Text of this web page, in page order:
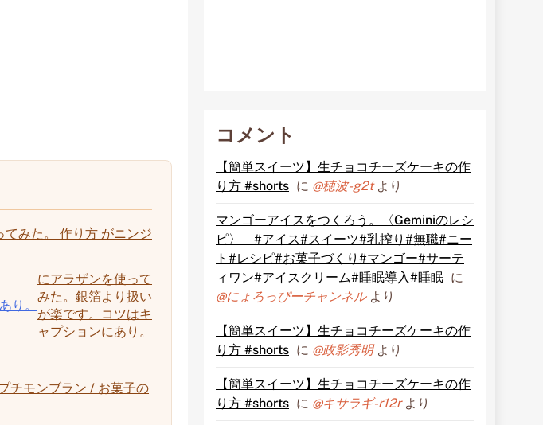
てみた。 作り方 がニンジ
にアラザンを使って
みた。銀箔より扱い
が楽です。コツはキ
ャプションにあり。
チモンブラン / お菓子の
コメント
【簡単スイーツ】生チョコチーズケーキの作
り方 #shorts に @穂波-g2tより
マンゴーアイスをつくろう。〈Geminiのレシ
ピ〉 #アイス#スイーツ#乳搾り#無職#ニー
ト#レシピ#お菓子づくり#マンゴー#サーテ
ィワン#アイスクリーム#睡眠導入#睡眠 に
@にょろっぴーチャンネルより
【簡単スイーツ】生チョコチーズケーキの作
り方 #shorts に @政影秀明より
【簡単スイーツ】生チョコチーズケーキの作
り方 #shorts に @キサラギ-r12rより